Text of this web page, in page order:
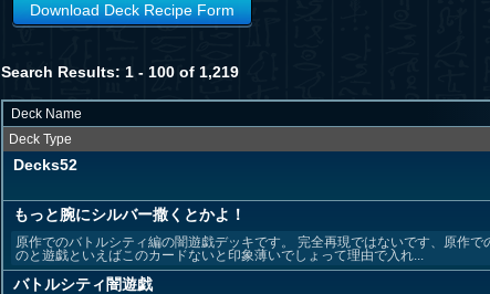
Download Deck Recipe Form
Search Results: 1 - 100 of 1,219
Deck Name
Deck Type
Decks52
もっと腕にシルバー撒くとかよ！
原作でのバトルシティ編の闇遊戯デッキです。 完全再現ではないです、原作
のと遊戯といえばこのカードないと印象薄いでしょって理由で入れ...
バトルシティ闇遊戯